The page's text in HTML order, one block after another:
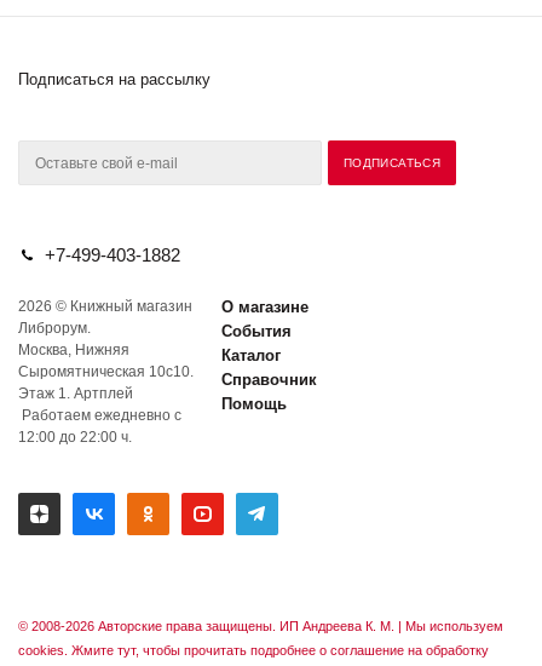
Подписаться на рассылку
+7-499-403-1882
2026 © Книжный магазин
Либрорум.
Москва, Нижняя
Сыромятническая 10с10.
Этаж 1. Артплей
Работаем ежедневно с
12:00 до 22:00 ч.
О магазине
События
Каталог
Справочник
Помощь
© 2008-2026 Авторские права защищены. ИП Андреева К. М. | Мы используем
cookies. Жмите тут, чтобы прочитать подробнее о соглашение на обработку